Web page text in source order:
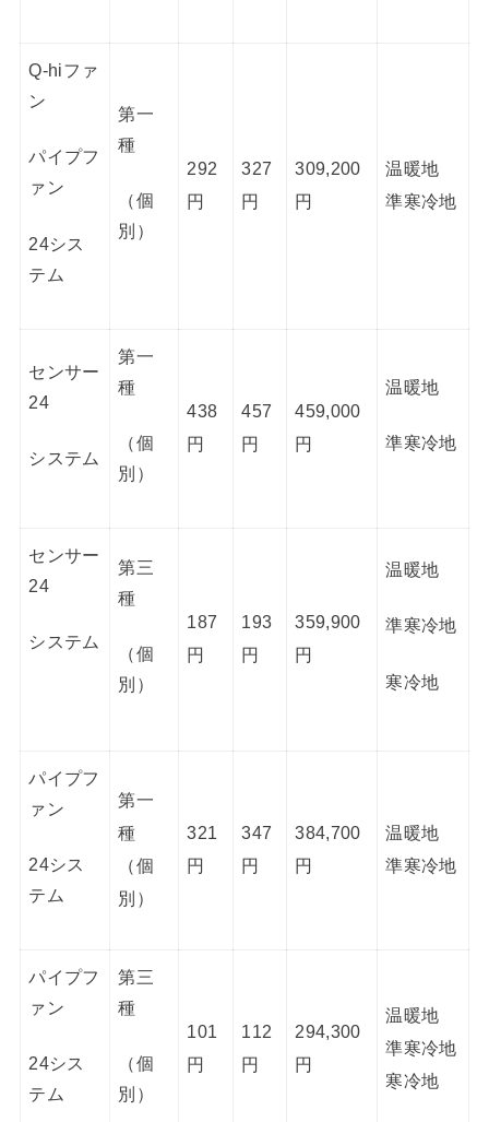
Q-hiファ
ン
パイプフ
ァン
24シス
テム
第一
種
（個
別）
292
円
327
円
309,200
円
温暖地
準寒冷地
センサー
24
システム
第一
種
（個
別）
438
円
457
円
459,000
円
温暖地
準寒冷地
センサー
24
システム
第三
種
（個
別）
187
円
193
円
359,900
円
温暖地
準寒冷地
寒冷地
パイプフ
ァン
24シス
テム
第一
種
（個
別）
321
円
347
円
384,700
円
温暖地
準寒冷地
パイプフ
ァン
24シス
テム
第三
種
（個
別）
101
円
112
円
294,300
円
温暖地
準寒冷地
寒冷地